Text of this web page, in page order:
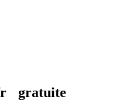
gratuite